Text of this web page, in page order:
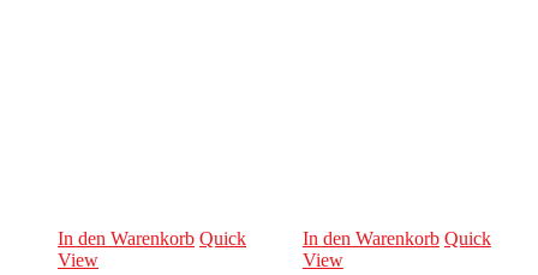
In den Warenkorb Quick
View
In den Warenkorb Quick
View